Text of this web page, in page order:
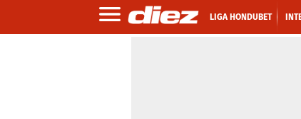
LIGA HONDUBET